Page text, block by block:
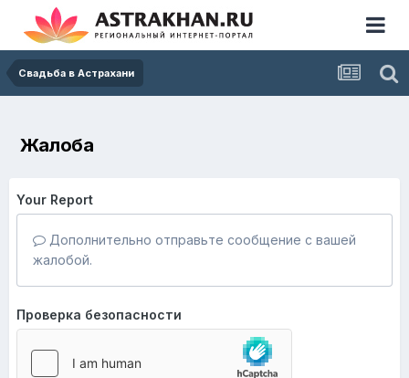
Свадьба в Астрахани
Жалоба
Your Report
Дополнительно отправьте сообщение с вашей
жалобой.
Проверка безопасности